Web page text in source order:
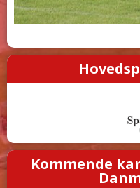
Kommende